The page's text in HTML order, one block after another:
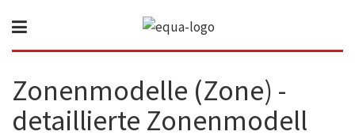
Zonenmodelle (Zone) -
detaillierte Zonenmodell